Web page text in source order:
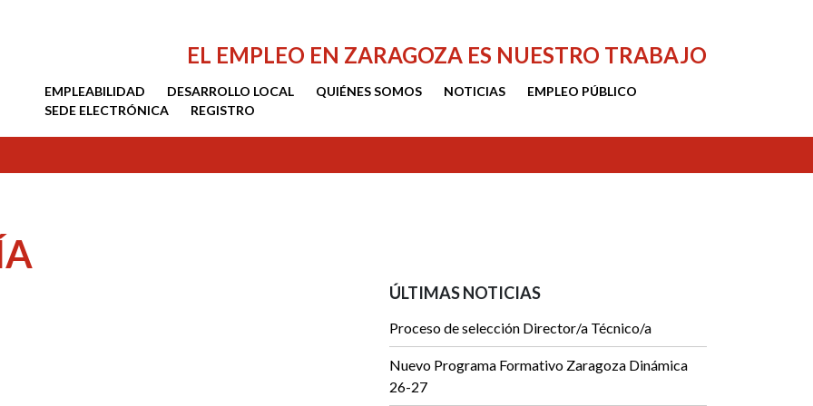
EL EMPLEO EN ZARAGOZA ES NUESTRO TRABAJO
EMPLEABILIDAD DESARROLLO LOCAL QUIÉNES SOMOS NOTICIAS
EMPLEO PÚBLICO
SEDE ELECTRÓNICA
REGISTRO
ÚLTIMAS NOTICIAS
Proceso de selección Director/a Técnico/a
Nuevo Programa Formativo Zaragoza Dinámica
26-27